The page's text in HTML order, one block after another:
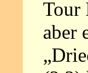
Tour
aber